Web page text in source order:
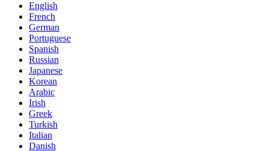
English
French
German
Portuguese
Spanish
Russian
Japanese
Korean
Arabic
Irish
Greek
Turkish
Italian
Danish